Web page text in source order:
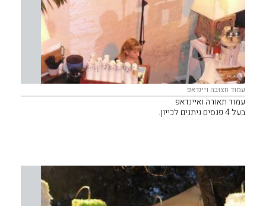
עמוד חצובה ויינדאפ
עמוד תאורה ואיינדאפ
בעל 4 פנסים ניתנים לכייון.